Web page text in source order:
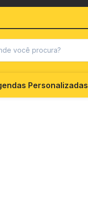
Personalizadas